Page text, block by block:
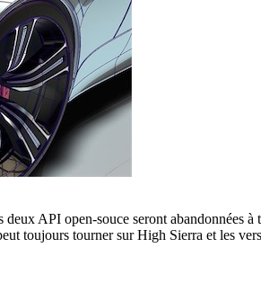
API open-souce seront abandonnées à
toujours tourner sur High Sierra et les